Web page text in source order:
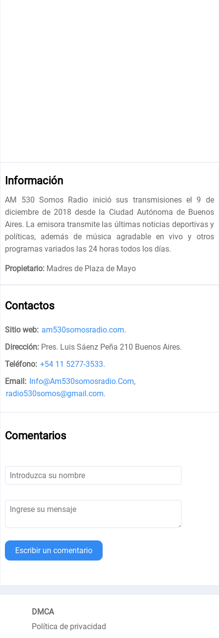
Información
AM 530 Somos Radio inició sus transmisiones el 9 de
diciembre de 2018 desde la Ciudad Autónoma de Buenos
Aires. La emisora ​​transmite las últimas noticias deportivas y
políticas, además de música agradable en vivo y otros
programas variados las 24 horas todos los días.
Propietario: Madres de Plaza de Mayo
Contactos
Sitio web: am530somosradio.com.
Dirección: Pres. Luis Sáenz Peña 210 Buenos Aires.
Teléfono: +54 11 5277-3533.
Email: Info@Am530somosradio.Com,
radio530somos@gmail.com.
Comentarios
Escribir un comentario
DMCA
Política de privacidad